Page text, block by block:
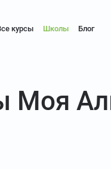
курсы Школы Блог
Моя